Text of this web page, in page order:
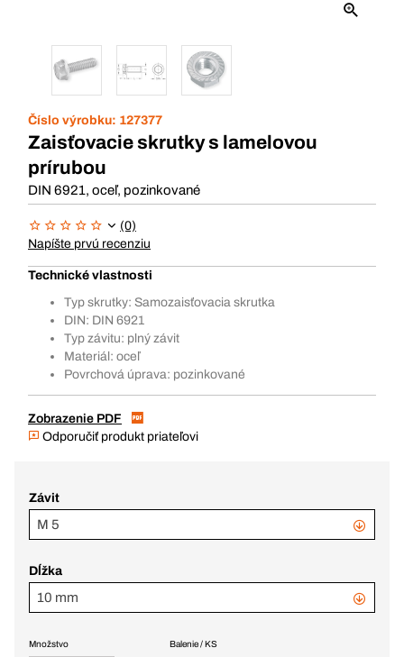
Číslo výrobku: 127377
Zaisťovacie skrutky s lamelovou
prírubou
DIN 6921, oceľ, pozinkované
(0)
Napíšte prvú recenziu
Technické vlastnosti
Typ skrutky: Samozaisťovacia skrutka
DIN: DIN 6921
Typ závitu: plný závit
Materiál: oceľ
Povrchová úprava: pozinkované
Zobrazenie PDF
Odporučiť produkt priateľovi
Závit
M 5
Dĺžka
10 mm
Balenie / KS
Množstvo